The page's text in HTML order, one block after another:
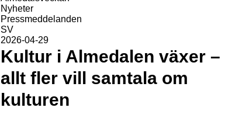
Nyheter
Pressmeddelanden
SV
2026-04-29
Kultur i Almedalen växer –
allt fler vill samtala om
kulturen